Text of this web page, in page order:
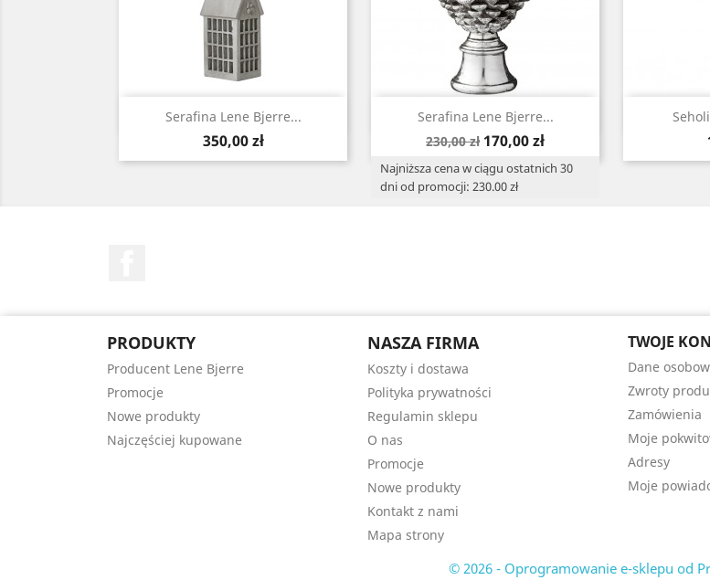
Serafina Lene Bjerre...
Cena
350,00 zł
Szybki podgląd Serafina Lene Bjerre...
Cena
230,00 zł Cena
170,00 zł
Najniższa cena w ciągu ostatnich 30
dni od promocji: 230.00 zł
Szybki podgląd 
PRODUKTY
Producent Lene Bjerre
Promocje
Nowe produkty
Najczęściej kupowane
NASZA FIRMA
Koszty i dostawa
Polityka prywatności
Regulamin sklepu
O nas
Promocje
Nowe produkty
Kontakt z nami
Mapa strony
TWOJE
Dane
Zwroty
Zamówienia
Moje
Adresy
Moje
© 2026 - Oprogramowanie e-sklepu od